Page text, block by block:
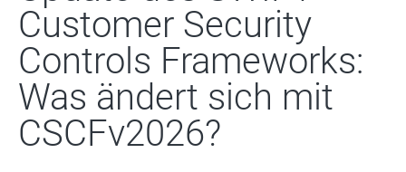
Customer Security
Controls Frameworks:
Was ändert sich mit
CSCFv2026?